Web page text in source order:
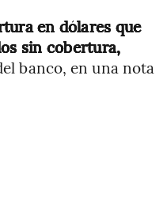
en dólares que
sin cobertura,
banco, en una nota